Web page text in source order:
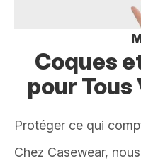
Coques
pour Tous
Protéger ce qui
Chez Casewear,